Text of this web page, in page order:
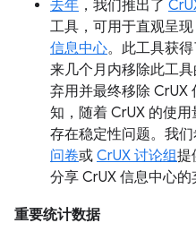
去年 ，我们推出了
工具，可用于直观呈
信息中心。此工具获
来几个月内移除此工
弃用并最终移除 CrUX
知，随着 CrUX 的使
存在稳定性问题。我
问卷或 CrUX 讨论组提
分享 CrUX 信息中心的
重要统计数据